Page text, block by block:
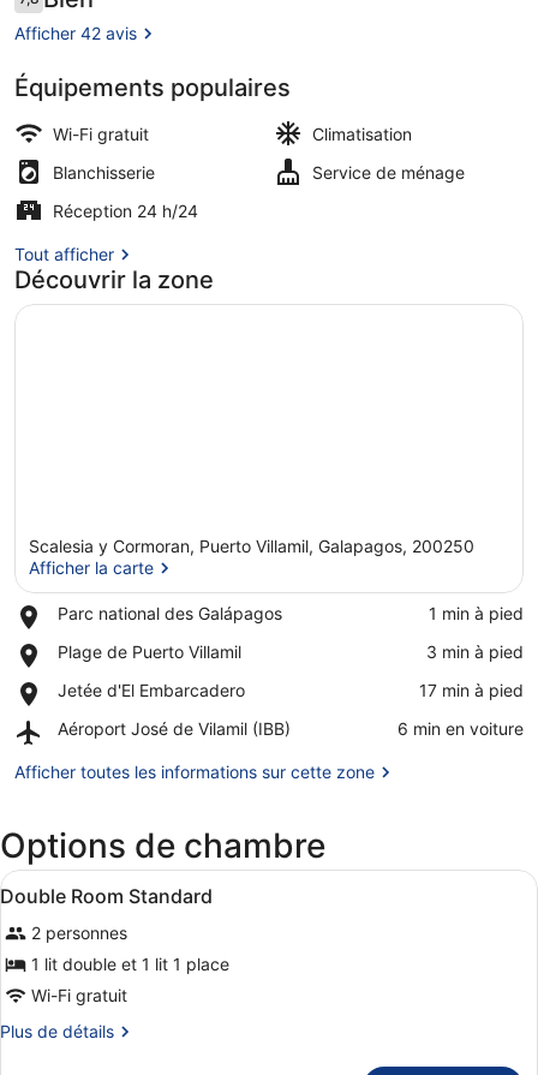
Extérieur
voyageurs
7,8 sur 10
Afficher 42 avis
Équipements populaires
Wi-Fi gratuit
Climatisation
Blanchisserie
Service de ménage
Réception 24 h/24
Tout afficher
Découvrir la zone
Scalesia y Cormoran, Puerto Villamil, Galapagos, 200250
Afficher la carte
Parc national des Galápagos
Place,
national
Galápagos
‪1 min à pied‬
Plage de Puerto Villamil
Place,
de
Villamil
‪3 min à pied‬
Jetée d'El Embarcadero
Place,
d'El
‪17 min à pied‬
Aéroport José de Vilamil (IBB)
Airport,
José
(IBB)
‪6 min en voiture‬
Afficher toutes les informations sur cette zone
Options de chambre
Afficher
toutes
les
photos
pour
ce
type
10
Double Room Standard
2 personnes
1 lit double et 1 lit 1 place
Wi-Fi gratuit
Plus de détails
Plus